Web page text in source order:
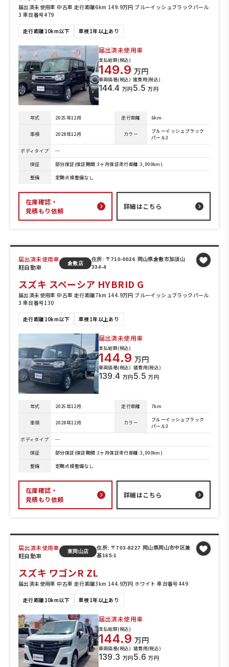
届出済未使用車 中古車 走行距離6km 149.9万円 ブルーイッシュブラックパール
3 車台番号479
走行距離10km以下 車検1年以上あり
届出済未使用車
支払総額(税込)
149.9 万円
車両価格(税込)
144.4 万円
諸費用(税込)
5.5 万円
年式 2025年12月 走行距離 6km
車検 2028年12月 カラー
ブルーイッシュブラック
パール3
ボディタイプ
─
保証
部分保証(保証期間:3ヶ月保証走行距離:3,000km)
整備
定期点検整備なし
在庫確認・
見積もり依頼
詳細はこちら
届出済未使用車
軽自動車
倉敷店
住所: 〒710-0026 岡山県倉敷市加須山
334-4
スズキ スペーシア HYBRID G
届出済未使用車 中古車 走行距離7km 144.9万円 ブルーイッシュブラックパール
3 車台番号130
走行距離10km以下 車検1年以上あり
届出済未使用車
支払総額(税込)
144.9 万円
車両価格(税込)
139.4 万円
諸費用(税込)
5.5 万円
年式 2025年12月 走行距離 7km
車検 2028年12月 カラー
ブルーイッシュブラック
パール3
ボディタイプ
─
保証
部分保証(保証期間:3ヶ月保証走行距離:3,000km)
整備
定期点検整備なし
在庫確認・
見積もり依頼
詳細はこちら
届出済未使用車
軽自動車
東岡山店
住所: 〒703-8227 岡山県岡山市中区兼
基165-1
スズキ ワゴンR ZL
届出済未使用車 中古車 走行距離3km 144.9万円 ホワイト 車台番号449
走行距離10km以下 車検1年以上あり
届出済未使用車
支払総額(税込)
144.9 万円
車両価格(税込)
139.3 万円
諸費用(税込)
5.6 万円